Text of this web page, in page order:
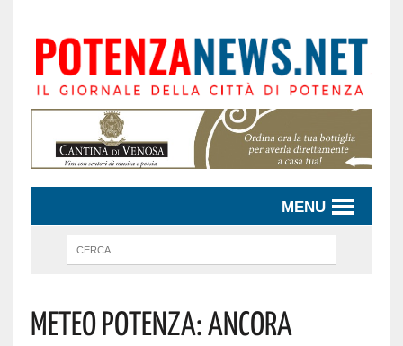
MENU
Meteo Potenza: Ancora